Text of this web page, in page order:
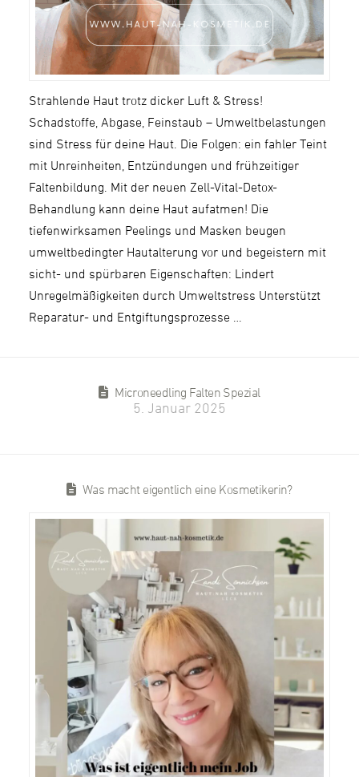
Strahlende Haut trotz dicker Luft & Stress!
Schadstoffe, Abgase, Feinstaub – Umweltbelastungen
sind Stress für deine Haut. Die Folgen: ein fahler Teint
mit Unreinheiten, Entzündungen und frühzeitiger
Faltenbildung. Mit der neuen Zell-Vital-Detox-
Behandlung kann deine Haut aufatmen! Die
tiefenwirksamen Peelings und Masken beugen
umweltbedingter Hautalterung vor und begeistern mit
sicht- und spürbaren Eigenschaften: Lindert
Unregelmäßigkeiten durch Umweltstress Unterstützt
Reparatur- und Entgiftungsprozesse …
Microneedling Falten Spezial
5. Januar 2025
Was macht eigentlich eine Kosmetikerin?